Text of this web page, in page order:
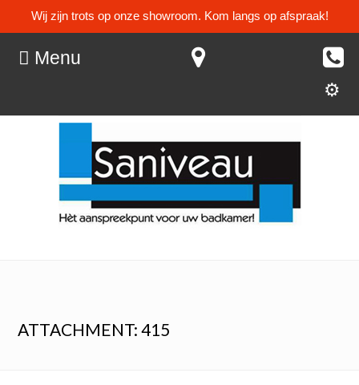
Wij zijn trots op onze showroom. Kom langs op afspraak!
Menu
ATTACHMENT: 415